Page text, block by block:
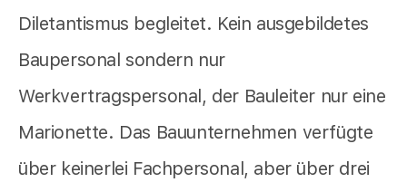
Diletantismus begleitet. Kein ausgebildetes
Baupersonal sondern nur
Werkvertragspersonal, der Bauleiter nur eine
Marionette. Das Bauunternehmen verfügte
über keinerlei Fachpersonal, aber über drei